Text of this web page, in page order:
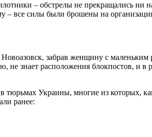
– обстрелы не прекращались ни
– все силы были брошены на
забрав женщину с маленьким
знает расположения блокпостов, и
Украины, многие из которых,
ранее: